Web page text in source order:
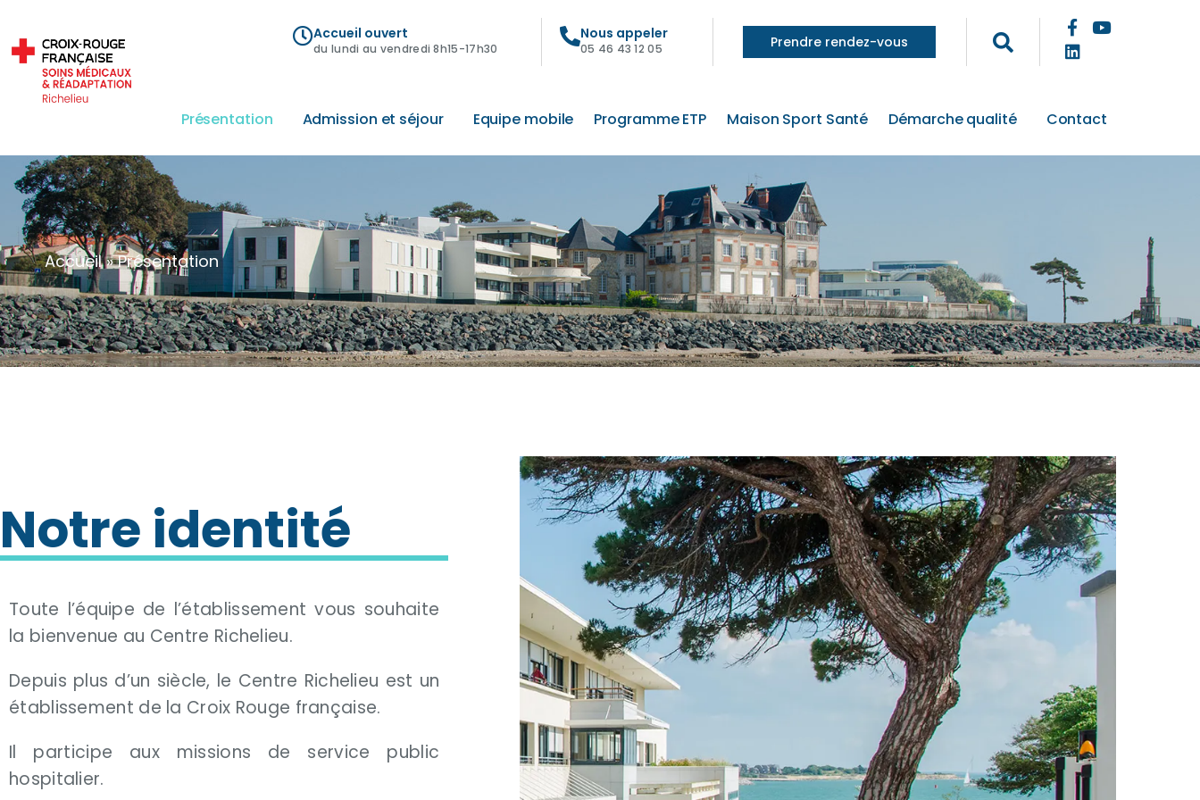
Accueil ouvert
du lundi au vendredi 8h15-17h30
Nous appeler
05 46 43 12 05 Prendre rendez-vous
Présentation Admission et séjour Equipe mobile Programme ETP Maison Sport Santé Démarche qualité Contact
Accueil»Présentation
Notre identité
Toute l’équipe de l’établissement vous souhaite
la bienvenue au Centre Richelieu.
Depuis plus d’un siècle, le Centre Richelieu est un
établissement de la Croix Rouge française.
Il participe aux missions de service public
hospitalier.